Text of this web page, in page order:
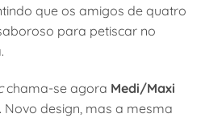
que os amigos de quatro
para petiscar no
chama-se agora Medi/Maxi
. Novo design, mas a mesma